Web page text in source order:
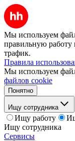
Мы используем
правильную работу
трафик.
Правила
Мы используем
файлов cookie
Понятно
Ищу сотрудника
Ищу работу
Ищу сотрудника
Сервисы